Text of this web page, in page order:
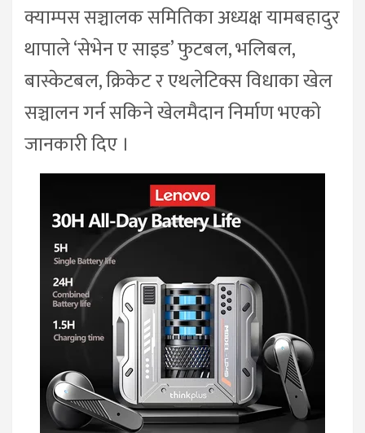
क्याम्पस सञ्चालक समितिका अध्यक्ष यामबहादुर
थापाले ‘सेभेन ए साइड’ फुटबल, भलिबल,
बास्केटबल, क्रिकेट र एथलेटिक्स विधाका खेल
सञ्चालन गर्न सकिने खेलमैदान निर्माण भएको
जानकारी दिए ।